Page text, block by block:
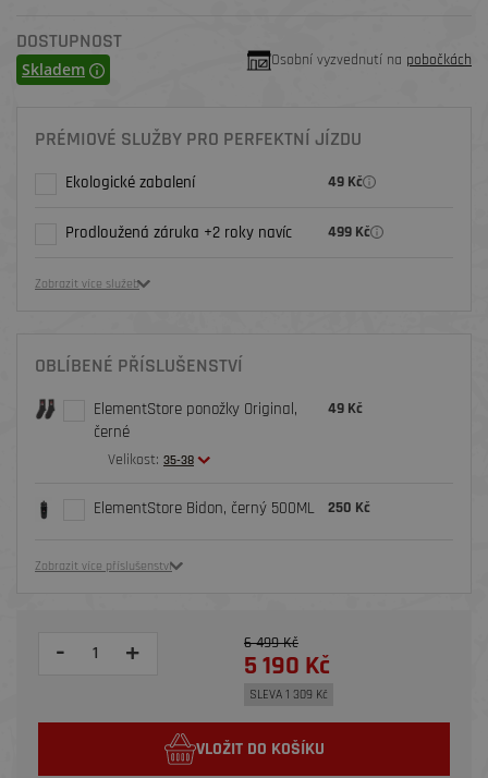
DOSTUPNOST
Skladem Osobní vyzvednutí na pobočkách
PRÉMIOVÉ SLUŽBY PRO PERFEKTNÍ JÍZDU
Ekologické zabalení 49 Kč
Prodloužená záruka +2 roky navíc 499 Kč
Zobrazit více služeb
OBLÍBENÉ PŘÍSLUŠENSTVÍ
ElementStore ponožky Original,
černé
Velikost: 35-38
49 Kč
ElementStore Bidon, černý 500ML 250 Kč
Zobrazit více příslušenství
- + 6 499 Kč
5 190 Kč
SLEVA 1 309 Kč
VLOŽIT DO KOŠÍKU